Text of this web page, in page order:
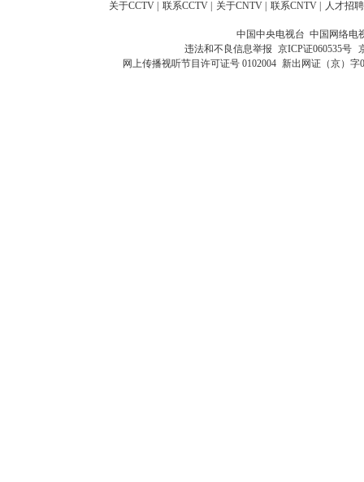
关于CCTV | 联系CCTV | 关于CNTV | 联系CNTV | 人才招聘
中国中央电视台 中国网络电
违法和不良信息举报 京ICP证060535号
网上传播视听节目许可证号 0102004 新出网证（京）